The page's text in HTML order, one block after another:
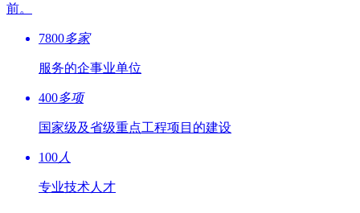
前。
7800多家
服务的企事业单位
400多项
国家级及省级重点工程项目的建设
100 人
专业技术人才